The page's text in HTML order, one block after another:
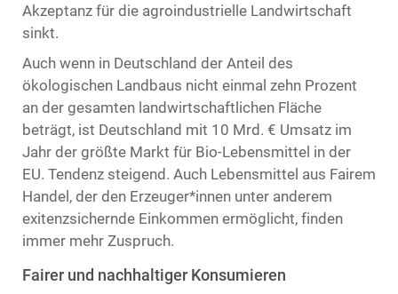
Akzeptanz für die agroindustrielle Landwirtschaft
sinkt.
Auch wenn in Deutschland der Anteil des
ökologischen Landbaus nicht einmal zehn Prozent
an der gesamten landwirtschaftlichen Fläche
beträgt, ist Deutschland mit 10 Mrd. € Umsatz im
Jahr der größte Markt für Bio-Lebensmittel in der
EU. Tendenz steigend. Auch Lebensmittel aus Fairem
Handel, der den Erzeuger*innen unter anderem
exitenzsichernde Einkommen ermöglicht, finden
immer mehr Zuspruch.
Fairer und nachhaltiger Konsumieren